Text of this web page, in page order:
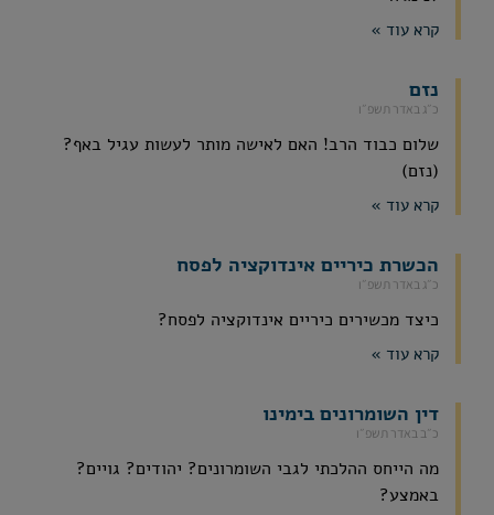
קרא עוד »
נזם
כ״ג באדר תשפ״ו
שלום כבוד הרב! האם לאישה מותר לעשות עגיל באף?
(נזם)
קרא עוד »
הכשרת כיריים אינדוקציה לפסח
כ״ג באדר תשפ״ו
כיצד מכשירים כיריים אינדוקציה לפסח?
קרא עוד »
דין השומרונים בימינו
כ״ב באדר תשפ״ו
מה הייחס ההלכתי לגבי השומרונים? יהודים? גויים?
באמצע?